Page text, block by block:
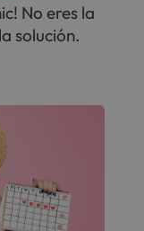
No eres la
solución.